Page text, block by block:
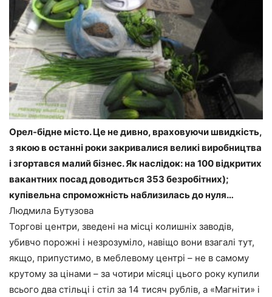
Орел-бідне місто. Це не дивно, враховуючи швидкість,
з якою в останні роки закривалися великі виробництва
і згортався малий бізнес. Як наслідок: на 100 відкритих
вакантних посад доводиться 353 безробітних);
купівельна спроможність наблизилась до нуля…
Людмила Бутузова
Торгові центри, зведені на місці колишніх заводів,
убивчо порожні і незрозуміло, навіщо вони взагалі тут,
якщо, припустимо, в меблевому центрі – не в самому
крутому за цінами – за чотири місяці цього року купили
всього два стільці і стіл за 14 тисяч рублів, а «Магніти» і